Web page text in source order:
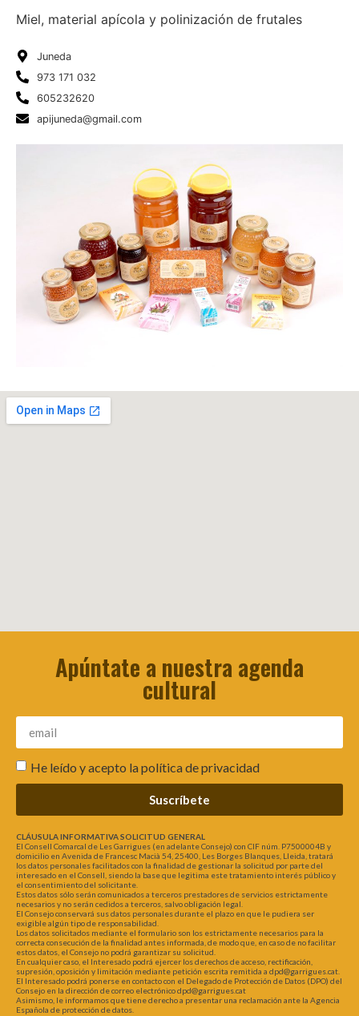
Miel, material apícola y polinización de frutales
Juneda
973 171 032
605232620
apijuneda@gmail.com
Apúntate a nuestra agenda
cultural
He leído y acepto lapolítica de privacidad
Suscríbete
CLÁUSULA INFORMATIVA SOLICITUD GENERAL
El Consell Comarcal de Les Garrigues (en adelante Consejo) con CIF núm. P7500004B y
domicilio en Avenida de Francesc Macià 54, 25400, Les Borges Blanques, Lleida, tratará
los datos personales facilitados con la finalidad de gestionar la solicitud por parte del
interesado en el Consell, siendo la base que legitima este tratamiento interés público y
el consentimiento del solicitante.
Estos datos sólo serán comunicados a terceros prestadores de servicios estrictamente
necesarios y no serán cedidos a terceros, salvo obligación legal.
El Consejo conservará sus datos personales durante el plazo en que le pudiera ser
exigible algún tipo de responsabilidad.
Los datos solicitados mediante el formulario son los estrictamente necesarios para la
correcta consecución de la finalidad antes informada, de modo que, en caso de no facilitar
estos datos, el Consejo no podrá garantizar su solicitud.
En cualquier caso, el Interesado podrá ejercer los derechos de acceso, rectificación,
supresión, oposición y limitación mediante petición escrita remitida a dpd@garrigues.cat.
El Interesado podrá ponerse en contacto con el Delegado de Protección de Datos (DPO) del
Consejo en la dirección de correo electrónico dpd@garrigues.cat
Asimismo, le informamos que tiene derecho a presentar una reclamación ante la Agencia
Española de protección de datos.